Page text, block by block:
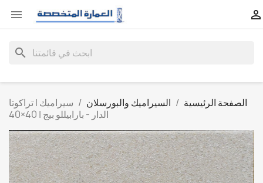
 
search
الصفحة الرئيسية السيراميك والبورسلان
سيراميك | تراكوتا
الدار - بارابيللو بيج | 40×40